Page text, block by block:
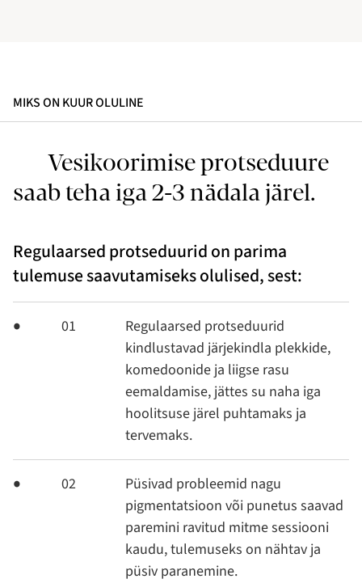
MIKS ON KUUR OLULINE
Vesikoorimise protseduure
saab teha iga 2-3 nädala järel.
Regulaarsed protseduurid on parima
tulemuse saavutamiseks olulised, sest:
01
Regulaarsed protseduurid
kindlustavad järjekindla plekkide,
komedoonide ja liigse rasu
eemaldamise, jättes su naha iga
hoolitsuse järel puhtamaks ja
tervemaks.
02
Püsivad probleemid nagu
pigmentatsioon või punetus saavad
paremini ravitud mitme sessiooni
kaudu, tulemuseks on nähtav ja
püsiv paranemine.